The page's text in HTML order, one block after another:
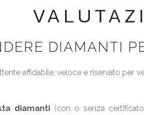
DIAMANTI
affidabile, veloce e riservato per
diamanti(con o senza